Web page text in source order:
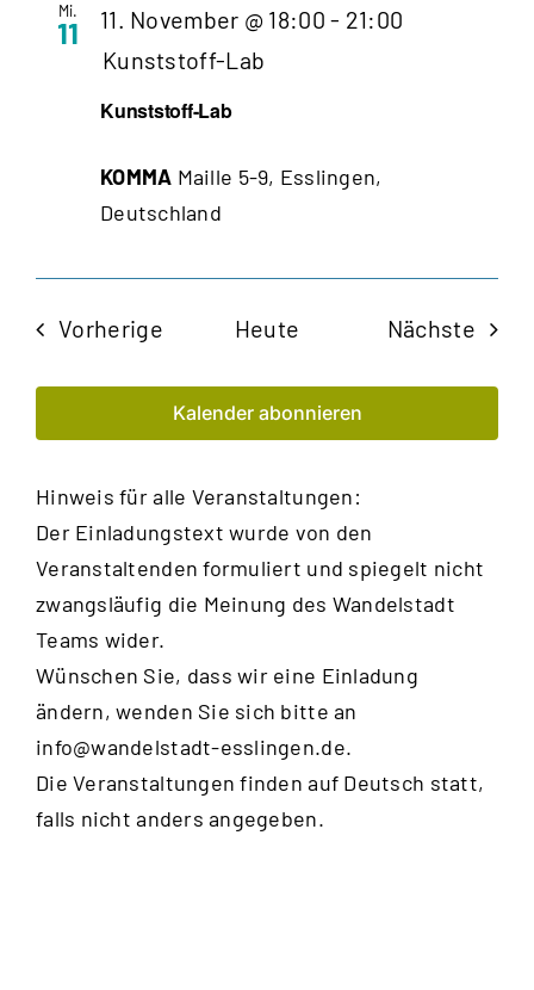
Mi.
11
Kunststoff-Lab
11. November @ 18:00 - 21:00
Kunststoff-Lab
KOMMA Maille 5-9, Esslingen,
Deutschland
VorherigeVeranstaltungen
Heute Nächste
Kalender abonnieren
Hinweis für alle Veranstaltungen:
Der Einladungstext wurde von den
Veranstaltenden formuliert und spiegelt nicht
zwangsläufig die Meinung des Wandelstadt
Teams wider.
Wünschen Sie, dass wir eine Einladung
ändern, wenden Sie sich bitte an
info@wandelstadt-esslingen.de.
Die Veranstaltungen finden auf Deutsch statt,
falls nicht anders angegeben.